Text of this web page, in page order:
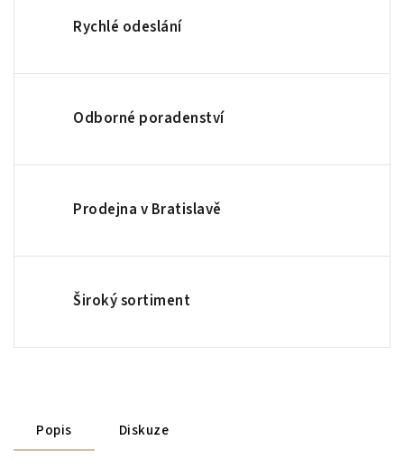
Rychlé odeslání
Odborné poradenství
Prodejna v Bratislavě
Široký sortiment
Popis Diskuze